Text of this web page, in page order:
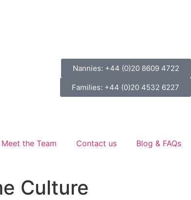
Nannies: +44 (0)20 8609 4722
Families: +44 (0)20 4532 6227
Meet the Team Contact us Blog & FAQs
Culture